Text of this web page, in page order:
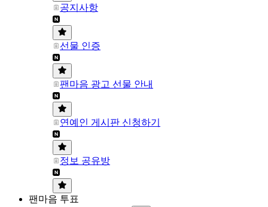
공지사항
선물 인증
팬마음 광고 선물 안내
연예인 게시판 신청하기
정보 공유방
팬마음 투표